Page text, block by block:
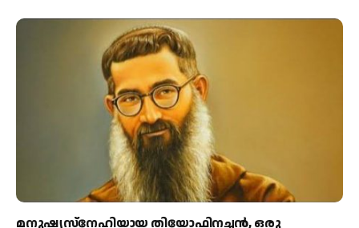
മനുഷ്യസ്‌നേഹിയായ തിയോഫിനച്ചന്‍, ഒരു